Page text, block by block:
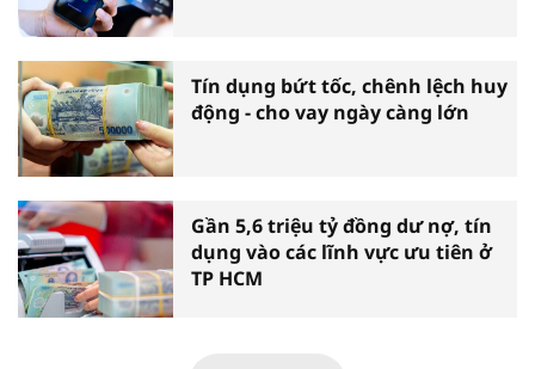
Tín dụng bứt tốc, chênh lệch huy
động - cho vay ngày càng lớn
Gần 5,6 triệu tỷ đồng dư nợ, tín
dụng vào các lĩnh vực ưu tiên ở
TP HCM